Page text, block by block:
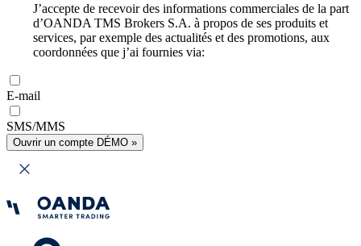
J’accepte de recevoir des informations commerciales de la part
d’OANDA TMS Brokers S.A. à propos de ses produits et
services, par exemple des actualités et des promotions, aux
coordonnées que j’ai fournies via:
E-mail
SMS/MMS
Ouvrir un compte DÉMO »